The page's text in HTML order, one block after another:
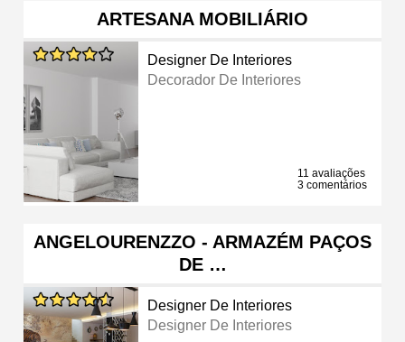
ARTESANA MOBILIÁRIO
Designer De Interiores
Decorador De Interiores
11 avaliações
3 comentários
ANGELOURENZZO - ARMAZÉM PAÇOS
DE …
Designer De Interiores
Designer De Interiores